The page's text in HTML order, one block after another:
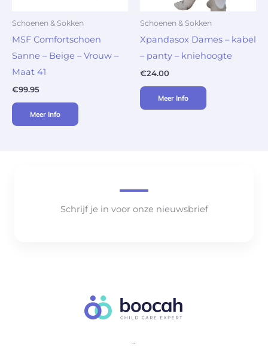
Schoenen & Sokken
MSF Comfortschoen
Sanne – Beige – Vrouw –
Maat 41
€99.95
Meer Info
Schoenen & Sokken
Xpandasox Dames – kabel
– panty – kniehoogte
€24.00
Meer Info
Schrijf je in voor onze nieuwsbrief
..